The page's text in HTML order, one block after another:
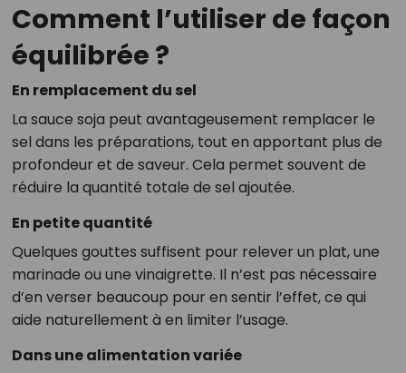
Comment l’utiliser de façon
équilibrée ?
En remplacement du sel
La sauce soja peut avantageusement remplacer le
sel dans les préparations, tout en apportant plus de
profondeur et de saveur. Cela permet souvent de
réduire la quantité totale de sel ajoutée.
En petite quantité
Quelques gouttes suffisent pour relever un plat, une
marinade ou une vinaigrette. Il n’est pas nécessaire
d’en verser beaucoup pour en sentir l’effet, ce qui
aide naturellement à en limiter l’usage.
Dans une alimentation variée